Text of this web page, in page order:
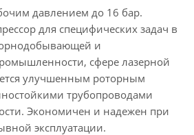
давлением до 16 бар.
для специфических задач в
и
сфере лазерной
улучшенным роторным
трубопроводами
Экономичен и надежен при
эксплуатации.